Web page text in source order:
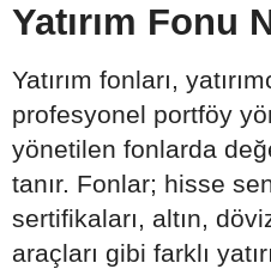
Yatırım Fonu
Yatırım fonları,
profesyonel portföy
yönetilen fonlarda
tanır. Fonlar; hisse
sertifikaları, altın,
araçları gibi farklı